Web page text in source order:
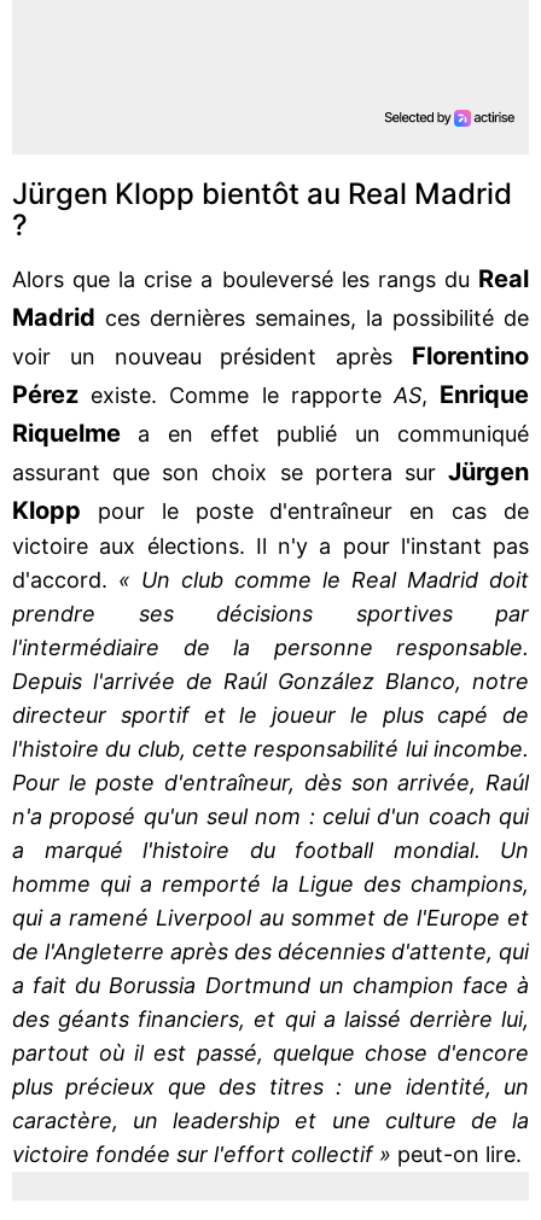
Jürgen Klopp bientôt au Real Madrid
?
Alors que la crise a bouleversé les rangs du Real
Madrid ces dernières semaines, la possibilité de
voir un nouveau président après Florentino
Pérez existe. Comme le rapporte AS, Enrique
Riquelme a en effet publié un communiqué
assurant que son choix se portera sur Jürgen
Klopp pour le poste d'entraîneur en cas de
victoire aux élections. Il n'y a pour l'instant pas
d'accord. « Un club comme le Real Madrid doit
prendre ses décisions sportives par
l'intermédiaire de la personne responsable.
Depuis l'arrivée de Raúl González Blanco, notre
directeur sportif et le joueur le plus capé de
l'histoire du club, cette responsabilité lui incombe.
Pour le poste d'entraîneur, dès son arrivée, Raúl
n'a proposé qu'un seul nom : celui d'un coach qui
a marqué l'histoire du football mondial. Un
homme qui a remporté la Ligue des champions,
qui a ramené Liverpool au sommet de l'Europe et
de l'Angleterre après des décennies d'attente, qui
a fait du Borussia Dortmund un champion face à
des géants financiers, et qui a laissé derrière lui,
partout où il est passé, quelque chose d'encore
plus précieux que des titres : une identité, un
caractère, un leadership et une culture de la
victoire fondée sur l'effort collectif » peut-on lire.